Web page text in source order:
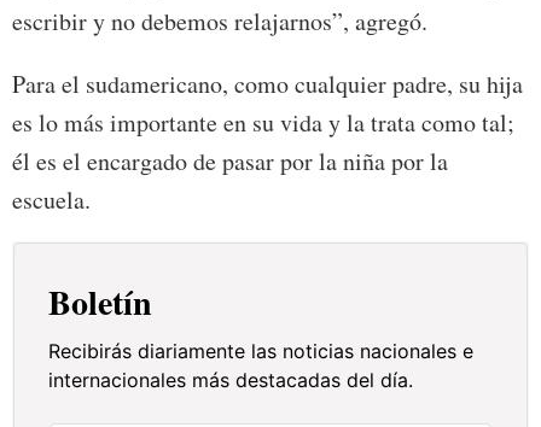
escribir y no debemos relajarnos”, agregó.
Para el sudamericano, como cualquier padre, su hija
es lo más importante en su vida y la trata como tal;
él es el encargado de pasar por la niña por la
escuela.
Boletín
Recibirás diariamente las noticias nacionales e
internacionales más destacadas del día.